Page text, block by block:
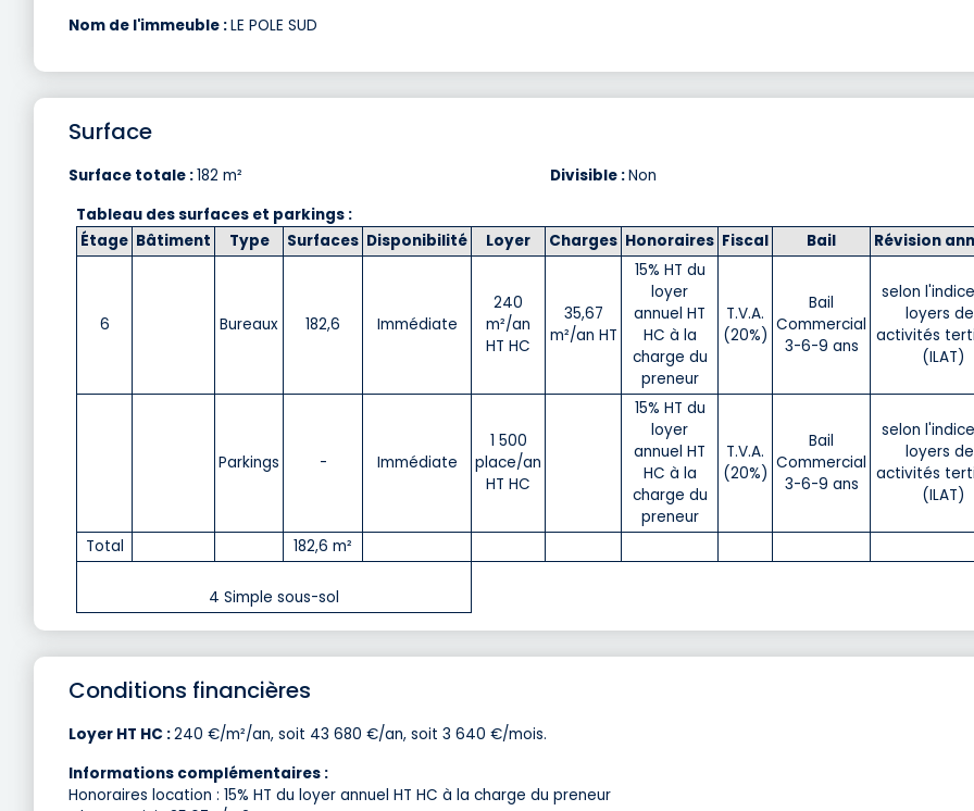
Nom de l'immeuble :LE POLE SUD
Surface
Surface totale :182 m² Divisible :Non
Tableau des surfaces et parkings :
Étage Bâtiment Type Surfaces Disponibilité Loyer Charges Honoraires Fiscal Bail Révision
6 Bureaux 182,6 Immédiate
240
m²/an
HT HC
35,67
m²/an HT
15% HT du
loyer
annuel HT
HC à la
charge du
preneur
T.V.A.
(20%)
Bail
Commercial
3-6-9 ans
selon
loyers
activités
(ILAT)
Parkings - Immédiate
1 500
place/an
HT HC
15% HT du
loyer
annuel HT
HC à la
charge du
preneur
T.V.A.
(20%)
Bail
Commercial
3-6-9 ans
selon
loyers
activités
(ILAT)
Total 182,6 m²
4 Simple sous-sol
Conditions financières
Loyer HT HC :240 €/m²/an, soit 43 680 €/an, soit 3 640 €/mois.
Informations complémentaires :
Honoraires location : 15% HT du loyer annuel HT HC à la charge du preneur